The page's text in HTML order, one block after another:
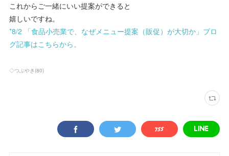
これからご一緒にいい提案ができると
嬉しいですね。
*8/2 「食品小売業で、なぜメニュー提案（販促）が大切か」ブロ
グ記事はこちらから。
◇つぶやき (80)